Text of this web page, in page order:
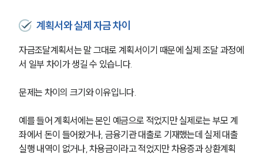
계획서와 실제 자금 차이
자금조달계획서는 말 그대로 계획서이기 때문에 실제 조달 과정에
서 일부 차이가 생길 수 있습니다.
문제는 차이의 크기와 이유입니다.
예를 들어 계획서에는 본인 예금으로 적었지만 실제로는 부모 계
좌에서 돈이 들어왔거나, 금융기관 대출로 기재했는데 실제 대출
실행 내역이 없거나, 차용금이라고 적었지만 차용증과 상환계획